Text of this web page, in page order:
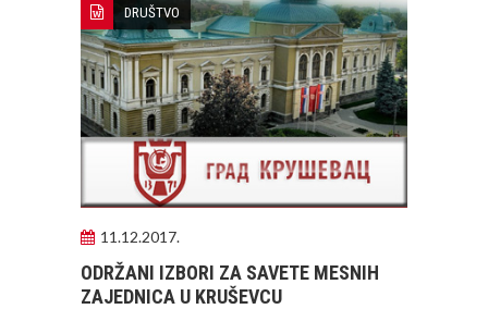
DRUŠTVO
11.12.2017.
ODRŽANI IZBORI ZA SAVETE MESNIH
ZAJEDNICA U KRUŠEVCU